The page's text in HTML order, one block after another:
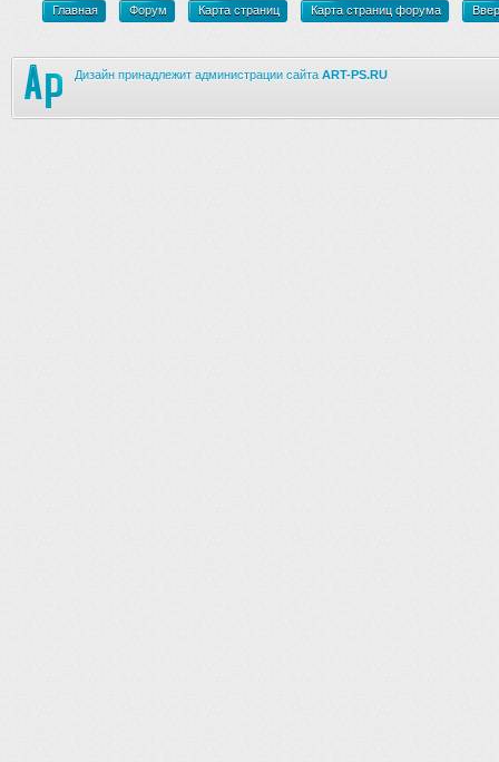
Главная Форум Карта страниц Карта страниц форума
Дизайн принадлежит администрации сайта ART-PS.RU